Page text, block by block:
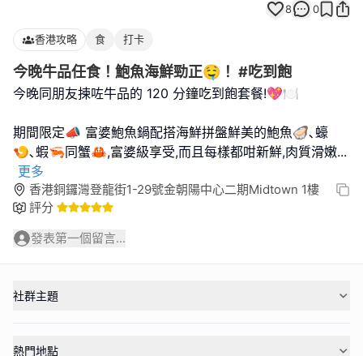
8 0
香港攻略 食 打卡
今晚牛品任食！鮑魚海鮮勁正🤤！ #吃到飽
今晚同朋友揀咗牛品的 120 分鐘吃到飽套餐!💖🍽️
期間限定📣 富婆鮑魚鍋配搭海鮮拼盤鮮美的鮑魚🦪､蠔
🍤､蝦🦐同蟹🦀,富婆級享受,而且每樣都咁新鮮,肉質滑嫩...
更多
香港銅鑼灣登龍街1-29號金朝陽中心二期Midtown 1樓
評分
發表第一個留言...
社群主題
熱門地點